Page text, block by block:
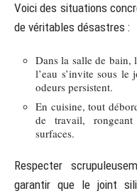
Voici des situations
de véritables désastres :
Dans la salle de bain,
l’eau s’invite sous le
odeurs persistent.
En cuisine, tout
de travail,
surfaces.
Respecter
garantir que le joint